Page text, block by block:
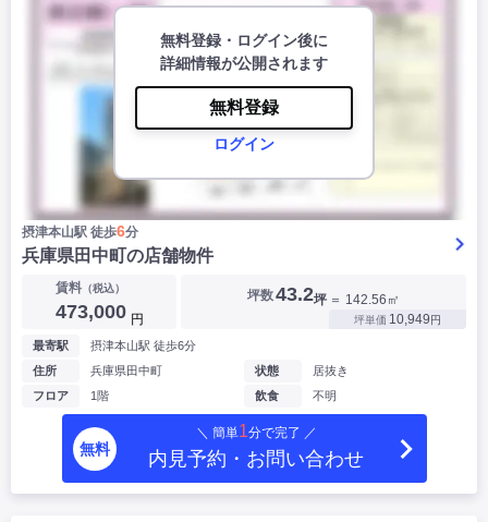
無料登録・ログイン後に
詳細情報が公開されます
無料登録
ログイン
摂津本山駅 徒歩6分
兵庫県田中町の店舗物件
賃料（税込）
473,000 円
坪数43.2坪 ＝ 142.56㎡
坪単価 10,949円
最寄駅
摂津本山駅 徒歩6分
住所
兵庫県田中町
フロア
1階
状態
居抜き
飲食
不明
無料
＼ 簡単1分で完了 ／
内見予約・お問い合わせ